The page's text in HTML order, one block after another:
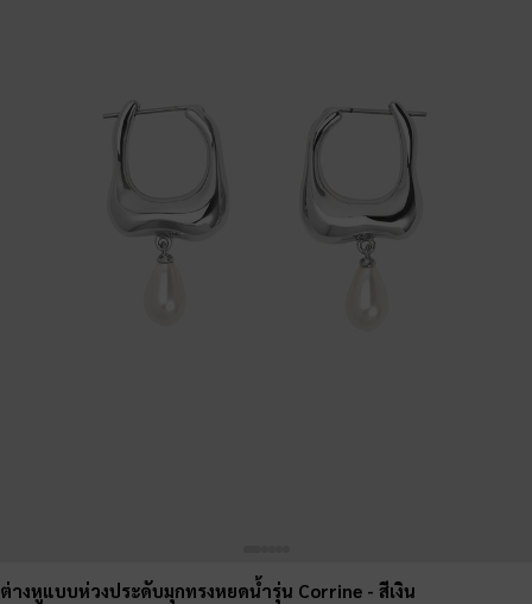
ต่างหูแบบห่วงประดับมุกทรงหยดน้ำรุ่น Corrine - สีเงิน